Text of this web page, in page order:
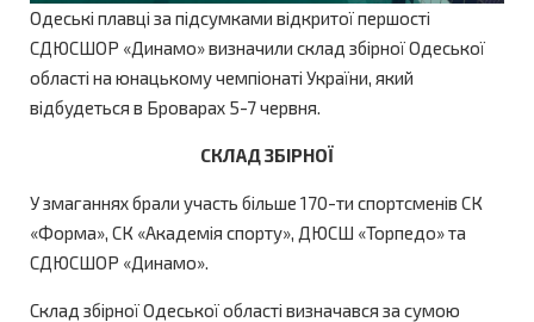
Одеські плавці за підсумками відкритої першості
СДЮСШОР «Динамо» визначили склад збірної Одеської
області на юнацькому чемпіонаті України, який
відбудеться в Броварах 5-7 червня.
СКЛАД ЗБІРНОЇ
У змаганнях брали участь більше 170-ти спортсменів СК
«Форма», СК «Академія спорту», ДЮСШ «Торпедо» та
СДЮСШОР «Динамо».
Склад збірної Одеської області визначався за сумою